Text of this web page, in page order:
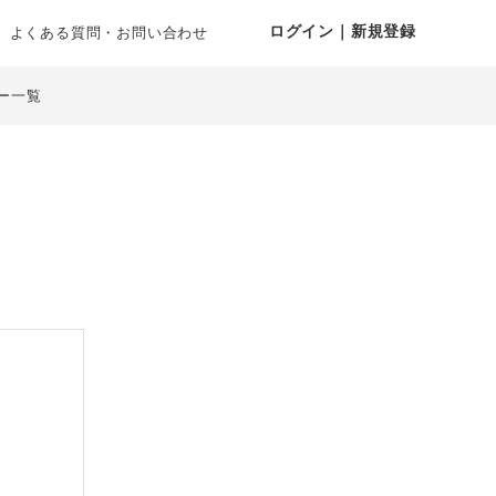
よくある質問・お問い合わせ ログイン｜新規登録
一覧